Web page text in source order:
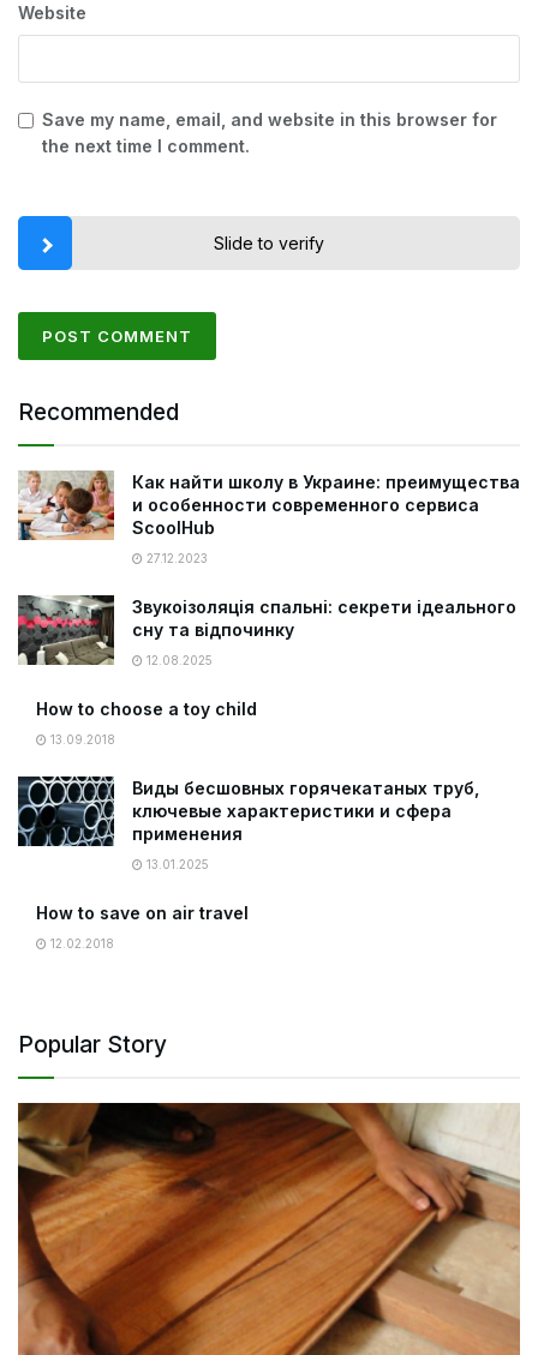
Website
Save my name, email, and website in this browser for
the next time I comment.
Slide to verify
Recommended
Как найти школу в Украине: преимущества
и особенности современного сервиса
ScoolHub
27.12.2023
Звукоізоляція спальні: секрети ідеального
сну та відпочинку
12.08.2025
How to choose a toy child
13.09.2018
Виды бесшовных горячекатаных труб,
ключевые характеристики и сфера
применения
13.01.2025
How to save on air travel
12.02.2018
Popular Story